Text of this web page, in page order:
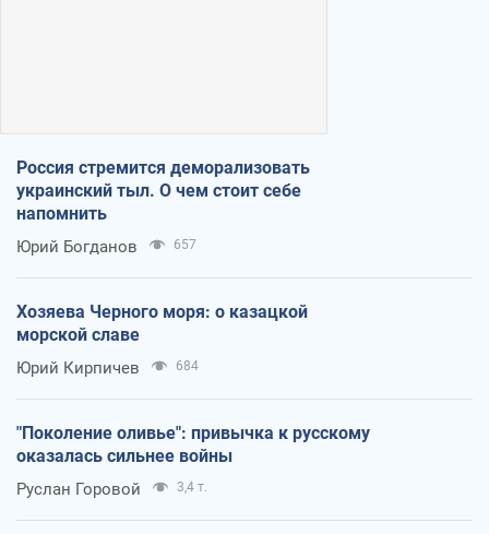
Россия стремится деморализовать
украинский тыл. О чем стоит себе
напомнить
Юрий Богданов 657
Хозяева Черного моря: о казацкой
морской славе
Юрий Кирпичев 684
"Поколение оливье": привычка к русскому
оказалась сильнее войны
Руслан Горовой 3,4 т.